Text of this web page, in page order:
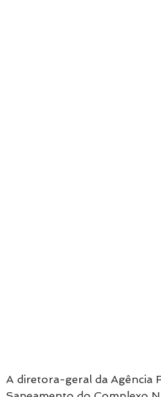
A diretora-geral da Agência